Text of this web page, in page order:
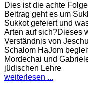
Dies ist die achte
Beitrag geht es um
Sukkot gefeiert und
Arten auf sich?Dieses
Verständnis von
Schalom HaJom
Mordechai und
jüdischen Lehre
weiterlesen ...